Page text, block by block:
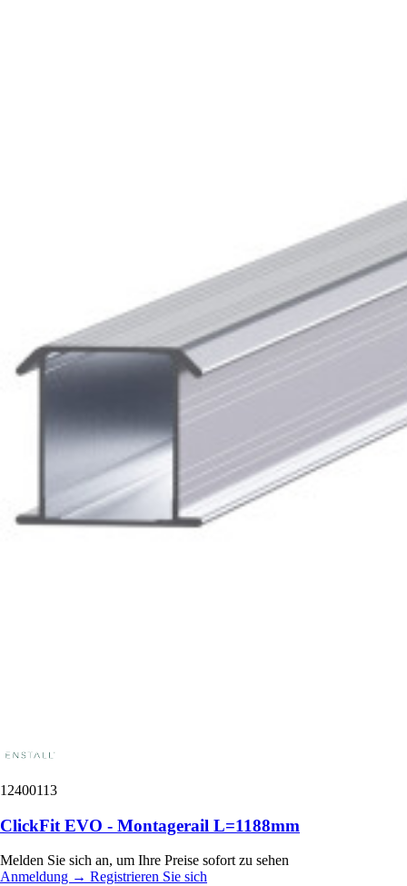
12400113
ClickFit EVO - Montagerail L=1188mm
Melden Sie sich an, um Ihre Preise sofort zu sehen
Anmeldung → Registrieren Sie sich